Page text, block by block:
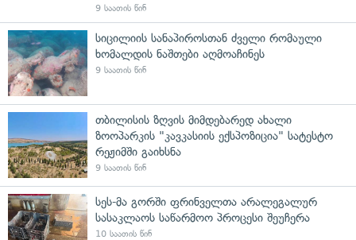
9 საათის წინ
სიცილიის სანაპიროსთან ძველი რომაული
ხომალდის ნაშთები აღმოაჩინეს
9 საათის წინ
თბილისის ზღვის მიმდებარედ ახალი
ზოოპარკის "კავკასიის ექსპოზიცია" სატესტო
რეჟიმში გაიხსნა
9 საათის წინ
სეს-მა გორში ფრინველთა არალეგალურ
სასაკლაოს საწარმოო პროცესი შეუჩერა
10 საათის წინ